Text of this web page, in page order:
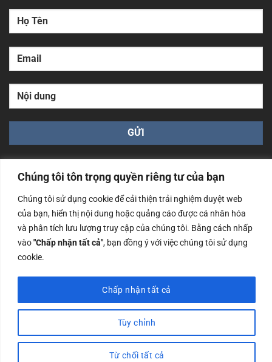
Chúng tôi tôn trọng quyền riêng tư của bạn
Chúng tôi sử dụng cookie để cải thiện trải nghiệm duyệt web
của bạn, hiển thị nội dung hoặc quảng cáo được cá nhân hóa
và phân tích lưu lượng truy cập của chúng tôi. Bằng cách nhấp
vào"Chấp nhận tất cả", bạn đồng ý với việc chúng tôi sử dụng
cookie.
Tùy chỉnh
Từ chối tất cả
Chấp nhận tất cả
Công ty TNHH Nam Bình Xương - Số ĐKKD: 0108783483
cấp ngày 14/06/2019 bởi Sở Kế Hoạch và Đầu Tư Tp. Hà
Nội
Copyrights @2023 Nam Binh Xuong. All Rights Reserved